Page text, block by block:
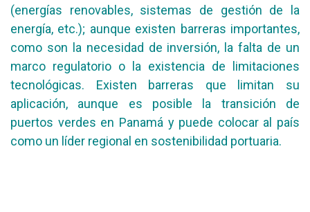
(energías renovables, sistemas de gestión de la
energía, etc.); aunque existen barreras importantes,
como son la necesidad de inversión, la falta de un
marco regulatorio o la existencia de limitaciones
tecnológicas. Existen barreras que limitan su
aplicación, aunque es posible la transición de
puertos verdes en Panamá y puede colocar al país
como un líder regional en sostenibilidad portuaria.